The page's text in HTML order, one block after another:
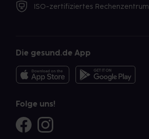
ISO-zertifiziertes Rechenzentrum
Die gesund.de App
Folge uns!